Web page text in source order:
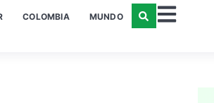
COLOMBIA MUNDO